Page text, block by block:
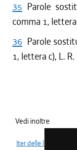
35 Parole
comma 1,
36 Parole
1, lettera c), L.
Vedi inoltre
Iter delle leggi